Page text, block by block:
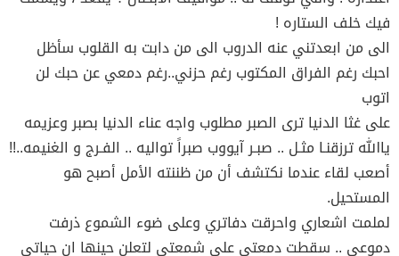
فيك خلف الستاره !
الى من ابعدتني عنه الدروب الى من دابت به القلوب سأظل
احبك رغم الفراق المكتوب رغم حزني..رغم دمعي عن حبك لن
اتوب
على غثا الدنيا ترى الصبر مطلوب واجه عناء الدنيا بصبر وعزيمه
ياالله ترزقنـا مثـل .. صبـر آيووب صبراً تواليه .. الفـرج و الغنيمه..!!
أصعب لقاء عندما نكتشف أن من ظننته الأمل أصبح هو
المستحيل.
لملمت اشعاري واحرقت دفاتري وعلى ضوء الشموع ذرفت
دموعي .. سقطت دمعتي على شمعتي لتعلن حينها ان حياتي